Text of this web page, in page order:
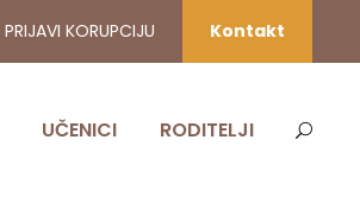
PRIJAVI KORUPCIJU Kontakt
UČENICI RODITELJI